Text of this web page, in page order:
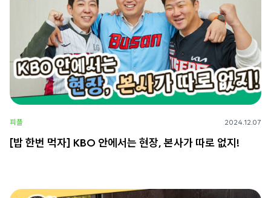
피플 2024.12.07
[밥 한번 먹자] KBO 안에서는 현장, 본사가 따로 없지!